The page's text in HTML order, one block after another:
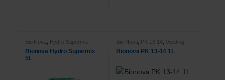
Bio Nova Hydro Supermix
Bionova Hydro Supermix
5L
Bio Nova PK 13-14 Voeding
Bionova PK 13-14 1L